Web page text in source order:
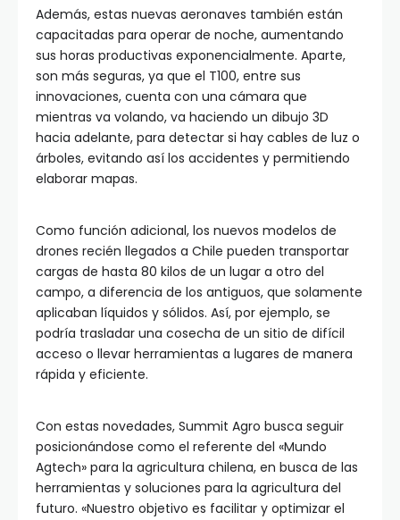
Además, estas nuevas aeronaves también están
capacitadas para operar de noche, aumentando
sus horas productivas exponencialmente. Aparte,
son más seguras, ya que el T100, entre sus
innovaciones, cuenta con una cámara que
mientras va volando, va haciendo un dibujo 3D
hacia adelante, para detectar si hay cables de luz o
árboles, evitando así los accidentes y permitiendo
elaborar mapas.
Como función adicional, los nuevos modelos de
drones recién llegados a Chile pueden transportar
cargas de hasta 80 kilos de un lugar a otro del
campo, a diferencia de los antiguos, que solamente
aplicaban líquidos y sólidos. Así, por ejemplo, se
podría trasladar una cosecha de un sitio de difícil
acceso o llevar herramientas a lugares de manera
rápida y eficiente.
Con estas novedades, Summit Agro busca seguir
posicionándose como el referente del «Mundo
Agtech» para la agricultura chilena, en busca de las
herramientas y soluciones para la agricultura del
futuro. «Nuestro objetivo es facilitar y optimizar el